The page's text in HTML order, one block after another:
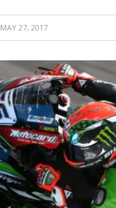
MAY 27, 2017